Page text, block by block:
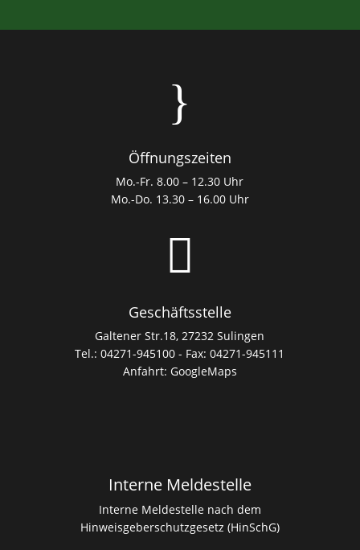
}
Öffnungszeiten
Mo.-Fr. 8.00 – 12.30 Uhr
Mo.-Do. 13.30 – 16.00 Uhr

Geschäftsstelle
Galtener Str.18, 27232 Sulingen
Tel.: 04271-945100 - Fax: 04271-945111
Anfahrt: GoogleMaps
Interne Meldestelle
Interne Meldestelle nach dem
Hinweisgeberschutzgesetz (HinSchG)